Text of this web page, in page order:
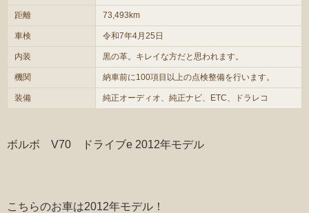
距離 73,493km
車検 令和7年4月25日
内装 黒の革。キレイな方だと思われます。
機関 納車前に100項目以上の点検整備を行います。
装備 純正オーディオ、純正ナビ、ETC、ドラレコ
ボルボ V70 ドライブe 2012年モデル
こちらのお車は2012年モデル！